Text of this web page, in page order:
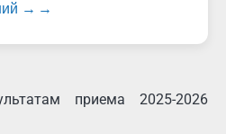
→
приема 2025-2026